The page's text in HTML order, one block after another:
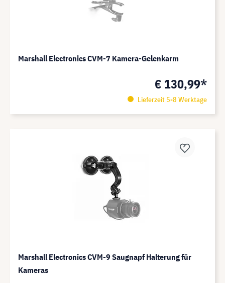
Marshall Electronics CVM-7 Kamera-Gelenkarm
€ 130,99*
Lieferzeit 5-8 Werktage
Marshall Electronics CVM-9 Saugnapf Halterung für
Kameras